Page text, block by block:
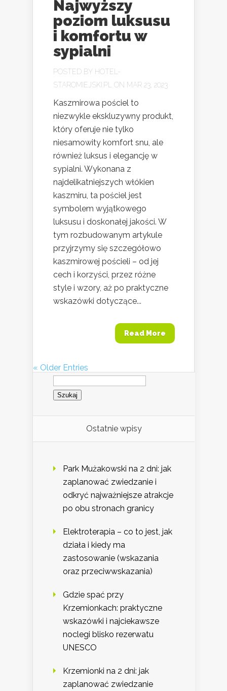
Najwyższy
poziom luksusu
i komfortu w
sypialni
POSTED BY HOTEL-
STAROMIEJSKI.PL
ON MAR 23, 2023
Kaszmirowa pościel to
niezwykle ekskluzywny produkt,
który oferuje nie tylko
niesamowity komfort snu, ale
również luksus i elegancję w
sypialni. Wykonana z
najdelikatniejszych włókien
kaszmiru, ta pościel jest
symbolem wyjątkowego
luksusu i doskonałej jakości. W
tym rozbudowanym artykule
przyjrzymy się szczegółowo
kaszmirowej pościeli – od jej
cech i korzyści, przez różne
style i wzory, aż po praktyczne
wskazówki dotyczące...
Read More
« Older Entries
Szukaj:
Ostatnie wpisy
Park Mużakowski na 2 dni: jak
zaplanować zwiedzanie i
odkryć najważniejsze atrakcje
po obu stronach granicy
Elektroterapia – co to jest, jak
działa i kiedy ma
zastosowanie (wskazania
oraz przeciwwskazania)
Gdzie spać przy
Krzemionkach: praktyczne
wskazówki i najciekawsze
noclegi blisko rezerwatu
UNESCO
Krzemionki na 2 dni: jak
zaplanować zwiedzanie